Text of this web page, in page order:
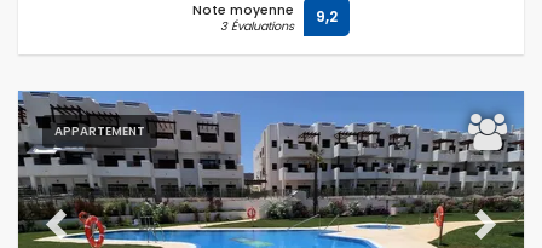
Note moyenne
3 Évaluations 9,2
APPARTEMENT
Previous Next